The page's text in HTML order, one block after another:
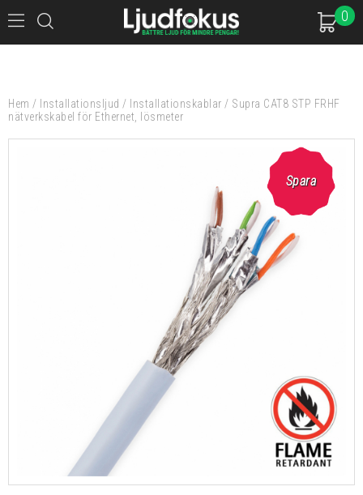
0
Hem / Installationsljud / Installationskablar / Supra CAT8 STP FRHF
nätverkskabel för Ethernet, lösmeter
Spara